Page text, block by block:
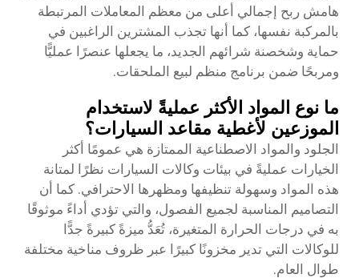
هامش ربح إجمالي أعلى من معظم المعاملات المرتبطة
بالمركبة نفسها، كما أنها تجذب المشترين الراغبين في
حماية وشخصنة شرائهم الجديد، ما يجعلها عنصرًا عمليًّا
ومربحًا ضمن برنامج منظم لبيع الملحقات.
ما نوع المواد الأكثر عمليةً لاستخدام
الموزعين لأغطية مقاعد السيارات؟
الجلود والمواد الاصطناعية الممتازة هي عمومًا أكثر
الخيارات عمليةً في بيئات وكالات السيارات نظرًا لمتانة
هذه المواد وسهولة تنظيفها ومظهرها الاحترافي. كما أن
التصاميم المناسبة لجميع الفصول، والتي تؤدي أداءً موثوقًا
به في درجات الحرارة المتغيرة، تُعَدُّ ميزةً كبيرةً جدًّا
للوكالات التي تدير مخزونًا كبيرًا عبر ظروف مناخية مختلفة
طوال العام.